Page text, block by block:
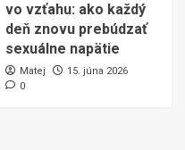
vo vzťahu: ako každý
deň znovu prebúdzať
sexuálne napätie
Matej
15. júna 2026
0